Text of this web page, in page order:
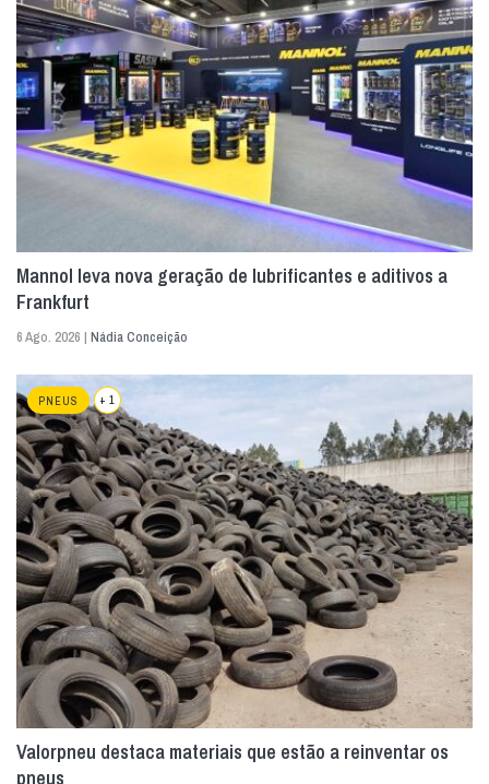
Mannol leva nova geração de lubrificantes e aditivos a
Frankfurt
6 Ago. 2026 | Nádia Conceição
PNEUS + 1
Valorpneu destaca materiais que estão a reinventar os
pneus